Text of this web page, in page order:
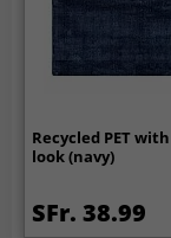
Recycled PET
look (navy)
SFr. 38.99